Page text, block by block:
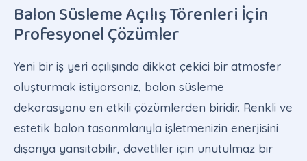
Balon Süsleme Açılış Törenleri İçin
Profesyonel Çözümler
Yeni bir iş yeri açılışında dikkat çekici bir atmosfer
oluşturmak istiyorsanız, balon süsleme
dekorasyonu en etkili çözümlerden biridir. Renkli ve
estetik balon tasarımlarıyla işletmenizin enerjisini
dışarıya yansıtabilir, davetliler için unutulmaz bir